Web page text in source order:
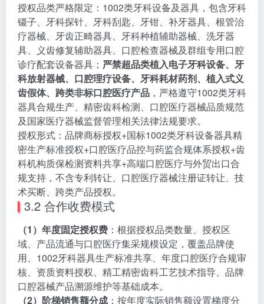
授权品类严格限定：1002类牙科设备及器具，包含牙科
镊子、牙科探针、牙科刮匙、牙钳、补牙器具、根管治
疗器械、牙齿正畸器具、牙科种植辅助器械、洗牙器
具、义齿修复辅助器具、口腔检查器械及群组专用口腔
诊疗配套设备器具； 严禁超品类植入电子牙科设备、牙
科放射器械、口腔理疗设备、牙科耗材药剂、植入式义
齿假体、跨类非标口腔医疗产品 ，严格遵守1002类牙科
器具合规生产、精密齿科检测、口腔医疗器械品质规范
及国家医疗器械监督管理相关法律法规要求。
授权形式：品牌商标授权+国标1002类牙科设备器具精
密生产标准授权+口腔医疗品控与药监合规体系授权+齿
科机构质保检测资料共享+高端口腔医疗与外贸出口合
规支持，不含专利转让、口腔医疗器械注册证转让、技
术买断、跨类产品授权。
3.2 合作收费模式
（1）年度固定授权费 ：根据授权品类数量、授权区
域、产品流通与口腔医疗集采规模设定，覆盖品牌使
用、1002牙科器具生产标准共享、年度口腔医疗合规审
核、资质资料授权、精工精密齿科工艺技术指导、品牌
口腔器械产品溯源维护等基础成本。
（2）阶梯销售额分成 ：按年度实际销售额设置梯度分